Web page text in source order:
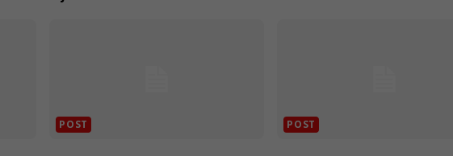
POST POST